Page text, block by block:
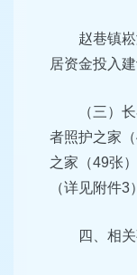
赵巷镇
居资金投入
（三）
者照护之家
之家（49张
（详见附件3）
四、相